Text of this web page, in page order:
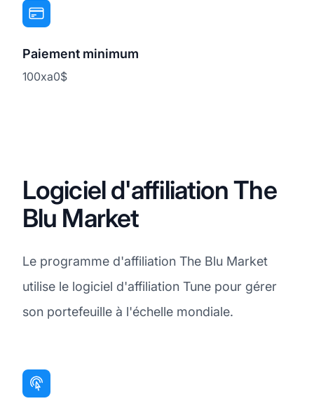
Paiement minimum
100xa0$
Logiciel d'affiliation The
Blu Market
Le programme d'affiliation The Blu Market
utilise le logiciel d'affiliation Tune pour gérer
son portefeuille à l'échelle mondiale.